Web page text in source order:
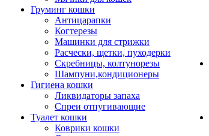
Груминг кошки
Антицарапки
Когтерезы
Машинки для стрижки
Расчески, щетки, пуходерки
Скребницы, колтунорезы
Шампуни,кондиционеры
Гигиена кошки
Ликвидаторы запаха
Спреи отпугивающие
Туалет кошки
Коврики кошки